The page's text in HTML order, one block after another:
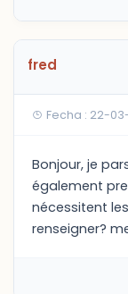
fred
Fecha : 22-
Bonjour, je
également
nécessitent
renseigner?